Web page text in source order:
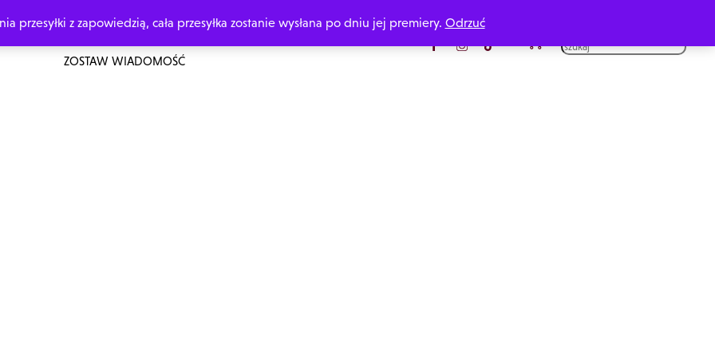
przesyłki z zapowiedzią, cała przesyłka zostanie wysłana po dniu jej premiery. Odrzuć
O MNIE ZAMÓW Z DEDYKACJĄ MOJE KSIĄŻKI
ZOSTAW WIADOMOŚĆ